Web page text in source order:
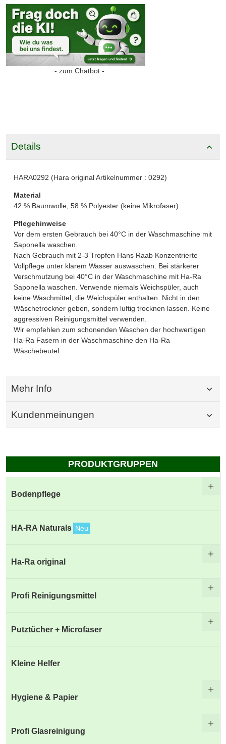
- zum Chatbot -
Details
HARA0292 (Hara original Artikelnummer : 0292)
Material
42 % Baumwolle, 58 % Polyester (keine Mikrofaser)
Pflegehinweise
Vor dem ersten Gebrauch bei 40°C in der Waschmaschine mit
Saponella waschen.
Nach Gebrauch mit 2-3 Tropfen Hans Raab Konzentrierte
Vollpflege unter klarem Wasser auswaschen. Bei stärkerer
Verschmutzung bei 40°C in der Waschmaschine mit Ha-Ra
Saponella waschen. Verwende niemals Weichspüler, auch
keine Waschmittel, die Weichspüler enthalten. Nicht in den
Wäschetrockner geben, sondern luftig trocknen lassen. Keine
aggressiven Reinigungsmittel verwenden.
Wir empfehlen zum schonenden Waschen der hochwertigen
Ha-Ra Fasern in der Waschmaschine den Ha-Ra
Wäschebeutel.
Mehr Info
Kundenmeinungen
PRODUKTGRUPPEN
Bodenpflege
HA-RA Naturals Neu
Ha-Ra original
Profi Reinigungsmittel
Putztücher + Microfaser
Kleine Helfer
Hygiene & Papier
Profi Glasreinigung